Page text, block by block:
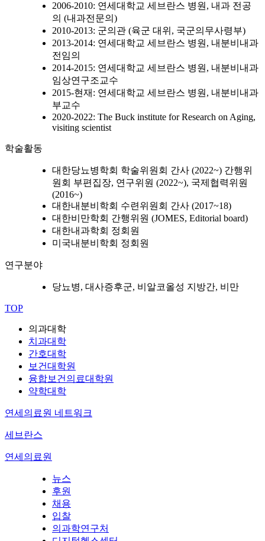
2006-2010: 연세대학교 세브란스 병원, 내과 전공
의 (내과전문의)
2010-2013: 군의관 (육군 대위, 국군의무사령부)
2013-2014: 연세대학교 세브란스 병원, 내분비내과
전임의
2014-2015: 연세대학교 세브란스 병원, 내분비내과
임상연구조교수
2015-현재: 연세대학교 세브란스 병원, 내분비내과
부교수
2020-2022: The Buck institute for Research on Aging,
visiting scientist
학술활동
대한당뇨병학회 학술위원회 간사 (2022~) 간행위
원회 부편집장, 연구위원 (2022~), 국제협력위원
(2016~)
대한내분비학회 수련위원회 간사 (2017~18)
대한비만학회 간행위원 (JOMES, Editorial board)
대한내과학회 정회원
미국내분비학회 정회원
연구분야
당뇨병, 대사증후군, 비알코올성 지방간, 비만
TOP
의과대학
치과대학
간호대학
보건대학원
융합보건의료대학원
약학대학
연세의료원 네트워크
세브란스
연세의료원
뉴스
후원
채용
입찰
의과학연구처